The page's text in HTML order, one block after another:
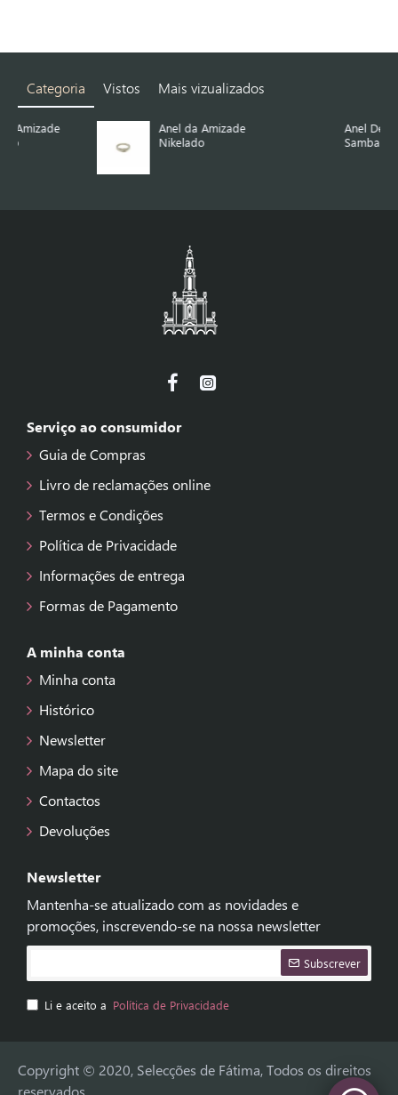
Categoria Vistos Mais vizualizados
Anel da Amizade
Nikelado
Anel De Cortiça Com
Serviço ao consumidor
Guia de Compras
Livro de reclamações online
Termos e Condições
Política de Privacidade
Informações de entrega
Formas de Pagamento
A minha conta
Minha conta
Histórico
Newsletter
Mapa do site
Contactos
Devoluções
Newsletter
Mantenha-se atualizado com as novidades e
promoções, inscrevendo-se na nossa newsletter
Subscrever
Li e aceito a Política de Privacidade
Copyright © 2020, Selecções de Fátima, Todos os direitos
reservados